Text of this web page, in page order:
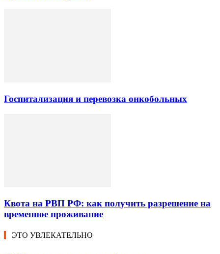
Госпитализация и перевозка онкобольных
Квота на РВП РФ: как получить разрешение на
временное проживание
ЭТО УВЛЕКАТЕЛЬНО